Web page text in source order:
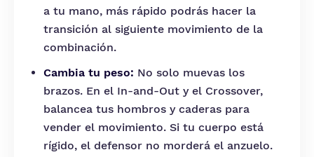
a tu mano, más rápido podrás hacer la
transición al siguiente movimiento de la
combinación.
Cambia tu peso: No solo muevas los
brazos. En el In-and-Out y el Crossover,
balancea tus hombros y caderas para
vender el movimiento. Si tu cuerpo está
rígido, el defensor no morderá el anzuelo.